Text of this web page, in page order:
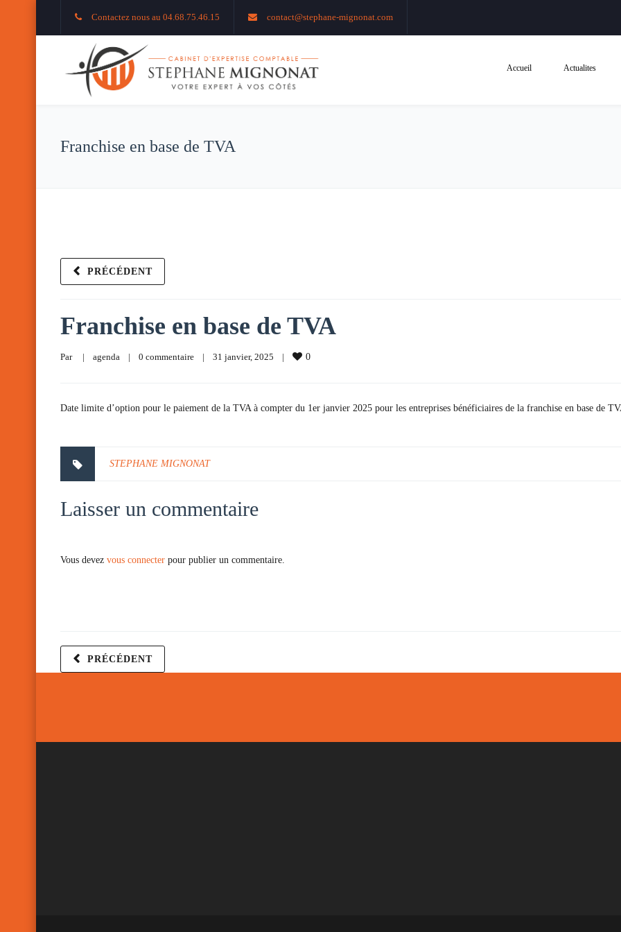
Contactez nous au 04.68.75.46.15 contact@stephane-mignonat.com
Accueil Actualites
Franchise en base de TVA
PRÉCÉDENT
Franchise en base de TVA
Par | agenda | 0 commentaire | 31 janvier, 2025 | 0
Date limite d’option pour le paiement de la TVA à compter du 1er janvier 2025 pour les entreprises bénéficiaires de la franchise en base de
STEPHANE MIGNONAT
Laisser un commentaire
Vous devez vous connecter pour publier un commentaire.
PRÉCÉDENT